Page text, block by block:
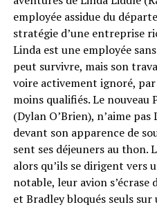
employée assidue du
stratégie d’une entreprise
Linda est une employée
peut survivre, mais son
voire activement ignoré,
moins qualifiés. Le nouveau
(Dylan O’Brien), n’aime
devant son apparence de
sent ses déjeuners au thon.
alors qu’ils se dirigent vers
notable, leur avion s’écrase
et Bradley bloqués seuls